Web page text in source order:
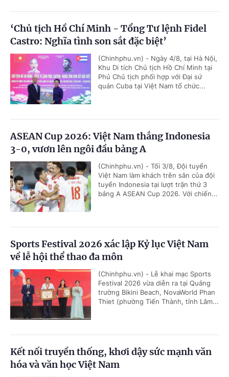
‘Chủ tịch Hồ Chí Minh - Tổng Tư lệnh Fidel
Castro: Nghĩa tình son sắt đặc biệt’
(Chinhphu.vn) - Ngày 4/8, tại Hà Nội,
Khu Di tích Chủ tịch Hồ Chí Minh tại
Phủ Chủ tịch phối hợp với Đại sứ
quán Cuba tại Việt Nam tổ chức...
ASEAN Cup 2026: Việt Nam thắng Indonesia
3-0, vươn lên ngôi đầu bảng A
(Chinhphu.vn) - Tối 3/8, Đội tuyển
Việt Nam làm khách trên sân của đội
tuyển Indonesia tại lượt trận thứ 3
bảng A ASEAN Cup 2026. Với chiến...
Sports Festival 2026 xác lập Kỷ lục Việt Nam
về lễ hội thể thao đa môn
(Chinhphu.vn) - Lễ khai mạc Sports
Festival 2026 vừa diễn ra tại Quảng
trường Bikini Beach, NovaWorld Phan
Thiet (phường Tiến Thành, tỉnh Lâm...
Kết nối truyền thống, khơi dậy sức mạnh văn
hóa và văn học Việt Nam